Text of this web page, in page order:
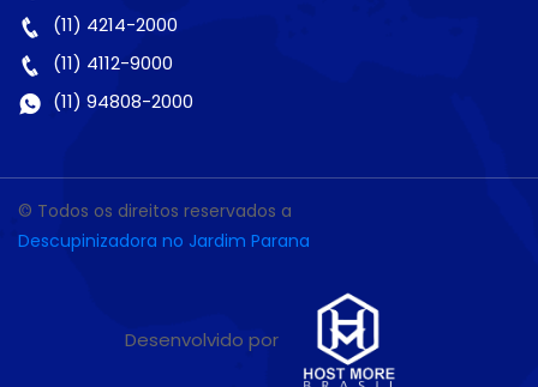
(11) 4214-2000
(11) 4112-9000
(11) 94808-2000
© Todos os direitos reservados a
Descupinizadora no Jardim Parana
Desenvolvido por